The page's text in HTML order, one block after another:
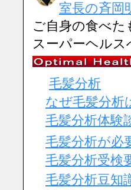
室長の斉岡
ご自身の食べた
スーパーヘルス
毛髪分析
なぜ毛髪分析
毛髪分析体験
毛髪分析が必
毛髪分析受検
毛髪分析豆知